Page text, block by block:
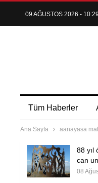
09 AĞUSTOS 2026 - 10:29
Tüm Haberler
Ana Sayfa aanayasa
88 yıl
can
08